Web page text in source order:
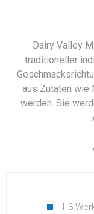
Dairy Valley
traditioneller
aus Zutaten wie
werden. Sie
1-3